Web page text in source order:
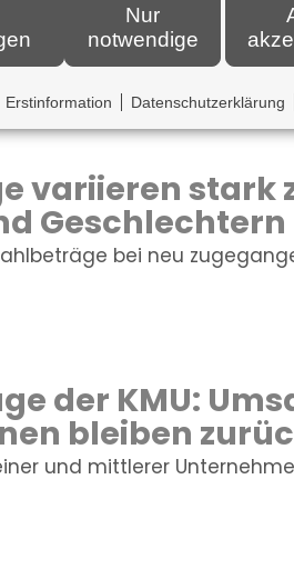
Schulerfolge ? aber
variieren stark
Geschlechtern
bei neu
der KMU:
bleiben
und mittlerer
Nur
notwendige
Erstinformation Datenschutzerklärung